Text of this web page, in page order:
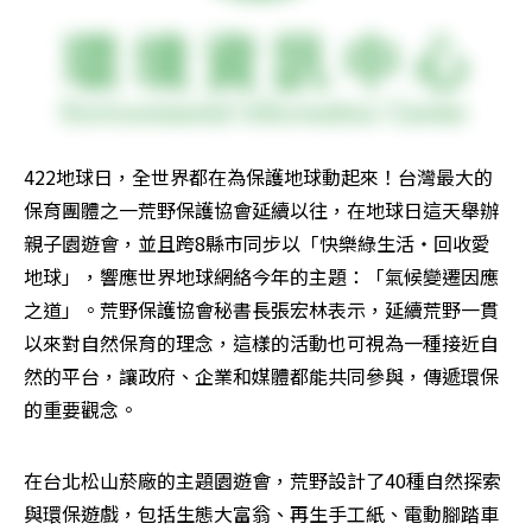
422地球日，全世界都在為保護地球動起來！台灣最大的
保育團體之一荒野保護協會延續以往，在地球日這天舉辦
親子園遊會，並且跨8縣市同步以「快樂綠生活‧回收愛
地球」，響應世界地球網絡今年的主題：「氣候變遷因應
之道」。荒野保護協會秘書長張宏林表示，延續荒野一貫
以來對自然保育的理念，這樣的活動也可視為一種接近自
然的平台，讓政府、企業和媒體都能共同參與，傳遞環保
的重要觀念。
在台北松山菸廠的主題園遊會，荒野設計了40種自然探索
與環保遊戲，包括生態大富翁、再生手工紙、電動腳踏車